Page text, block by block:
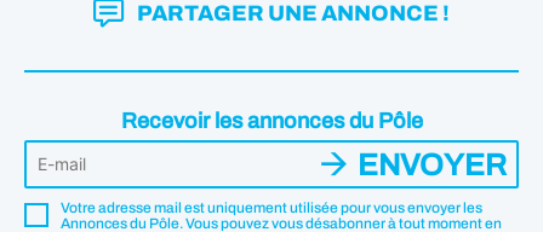
PARTAGER UNE ANNONCE !
Recevoir les annonces du Pôle
Votre adresse mail est uniquement utilisée pour vous envoyer les
Annonces du Pôle. Vous pouvez vous désabonner à tout moment en
ENVOYER